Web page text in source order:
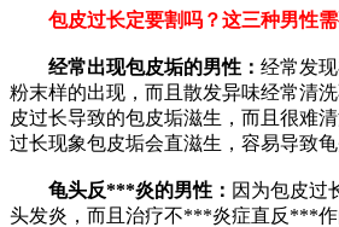
包皮过长定要割吗？这三种男性需
经常出现包皮垢的男性： 经常发
粉末样的出现，而且散发异味经常清
皮过长导致的包皮垢滋生，而且很难
过长现象包皮垢会直滋生，容易导致龟
龟头反***炎的男性： 因为包皮过
头发炎，而且治疗不***炎症直反***